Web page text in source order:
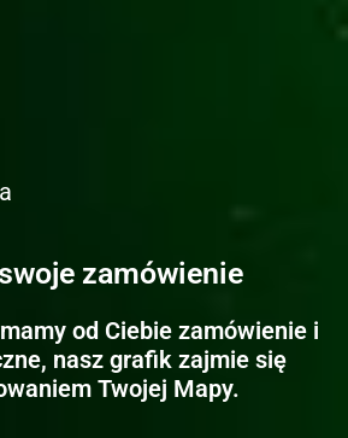
zamówienie
od Ciebie zamówienie i
nasz grafik zajmie się
Twojej Mapy.